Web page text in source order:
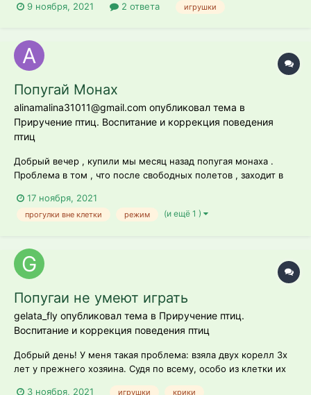
подсаживать. Сейчас я ей оборудовала наконец клетку и она
основная проблема. Где их...
9 ноября, 2021 2 ответа игрушки
Попугай Монах
alinamalina31011@gmail.com опубликовал тема в
Приручение птиц. Воспитание и коррекция поведения
птиц
Добрый вечер , купили мы месяц назад попугая монаха .
Проблема в том , что после свободных полетов , заходит в
близко , вылетает обратно , как только начинаешь пытаться
закрыть клетку , начинает метаться по клетке , падать . Как
17 ноября, 2021
прогулки вне клетки режим (и ещё 1 )
Попугаи не умеют играть
gelata_fly опубликовал тема в Приручение птиц.
Воспитание и коррекция поведения птиц
Добрый день! У меня такая проблема: взяла двух корелл 3х
лет у прежнего хозяина. Судя по всему, особо из клетки их
3 ноября, 2021 игрушки крики